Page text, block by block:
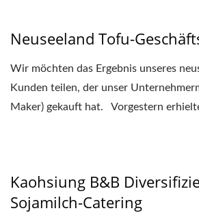
Neuseeland Tofu-
Wir möchten das Ergebnis unseres
Kunden teilen, der unser
Maker) gekauft hat. Vorgestern
Kaohsiung B&B
Sojamilch-Catering